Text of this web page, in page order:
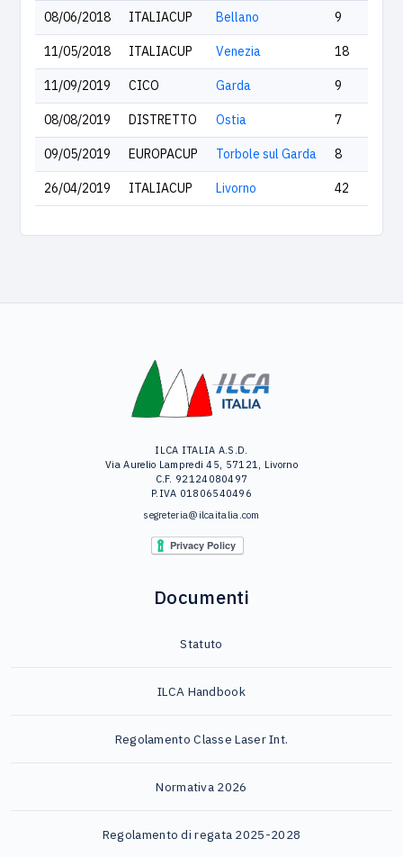
08/06/2018 ITALIACUP Bellano 9
11/05/2018 ITALIACUP Venezia 18
11/09/2019 CICO Garda 9
08/08/2019 DISTRETTO Ostia 7
09/05/2019 EUROPACUP Torbole sul Garda 8
26/04/2019 ITALIACUP Livorno 42
ILCA ITALIA A.S.D.
Via Aurelio Lampredi 45, 57121, Livorno
C.F. 92124080497
P.IVA 01806540496
segreteria@ilcaitalia.com
Documenti
Statuto
ILCA Handbook
Regolamento Classe Laser Int.
Normativa 2026
Regolamento di regata 2025-2028